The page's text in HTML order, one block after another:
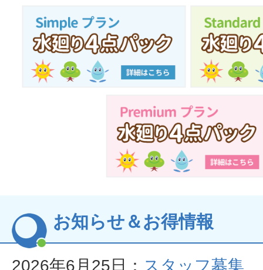
お知らせ＆お得情報
2026年6月25日： スタッフ募集